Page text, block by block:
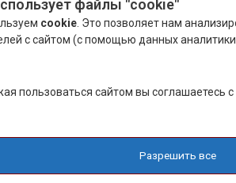
СПЕЦКРЕПЕЖ
файлы "cookie"
cookie . Это позволяет нам
с сайтом (с помощью данных
пользоваться сайтом вы соглашаетесь
Разрешить все